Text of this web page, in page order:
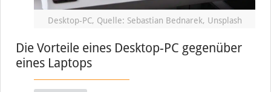
Desktop-PC, Quelle: Sebastian Bednarek, Unsplash
Die Vorteile eines Desktop-PC gegenüber
eines Laptops